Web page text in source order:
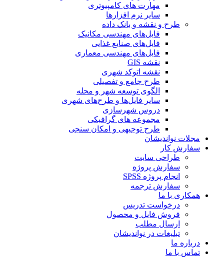
مهارت های کامپیوتری
سایر نرم افزارها
طرح و نقشه و بانک داده
فایل‌های مهندسی مکانیک
فایل‌های صنایع غذایی
فایل‌های مهندسی معماری
نقشه GIS
نقشه اتوکد شهری
طرح جامع و تفصیلی
الگوی توسعه شهر و محله
سایر فایل‌ها و طرح‌های شهری
دروس شهرسازی
مجموعه های گرافیکی
طرح توجیهی و امکان سنجی
مجلات نواندیشان
سفارش کار
طراحی سایت
سفارش پروژه
انجام پروژه SPSS
سفارش ترجمه
همکاری با ما
درخواست تدریس
فروش فایل و محصول
ارسال مطلب
تبلیغات در نواندیشان
درباره ما
تماس با ما